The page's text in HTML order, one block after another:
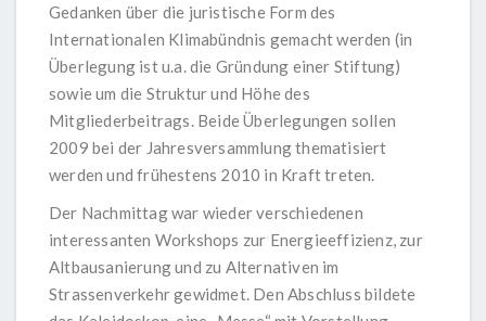
Gedanken über die juristische Form des
Internationalen Klimabündnis gemacht werden (in
Überlegung ist u.a. die Gründung einer Stiftung)
sowie um die Struktur und Höhe des
Mitgliederbeitrags. Beide Überlegungen sollen
2009 bei der Jahresversammlung thematisiert
werden und frühestens 2010 in Kraft treten.
Der Nachmittag war wieder verschiedenen
interessanten Workshops zur Energieeffizienz, zur
Altbausanierung und zu Alternativen im
Strassenverkehr gewidmet. Den Abschluss bildete